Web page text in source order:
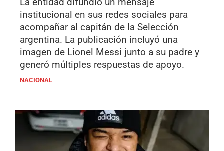
La entidad difundió un mensaje
institucional en sus redes sociales para
acompañar al capitán de la Selección
argentina. La publicación incluyó una
imagen de Lionel Messi junto a su padre y
generó múltiples respuestas de apoyo.
NACIONAL